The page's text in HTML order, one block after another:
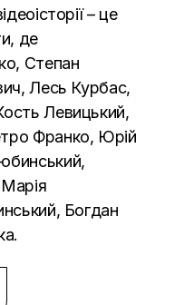
– це
де
Степан
Лесь Курбас,
Левицький,
Франко, Юрій
Богдан